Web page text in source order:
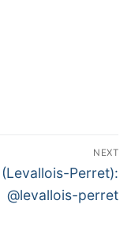
NEXT
Next
post:
(Levallois-Perret):
@levallois-perret